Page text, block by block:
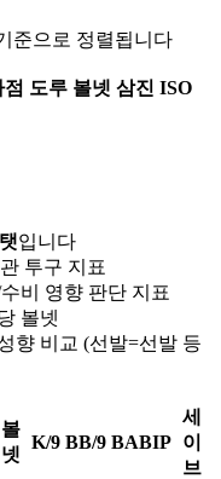
준으로 정렬됩니다
점 도루 볼넷 삼진 ISO
입니다
투구 지표
비 영향 판단 지표
볼넷
향 비교 (선발=선발 등
볼
넷
K/9 BB/9 BABIP
세
이
브